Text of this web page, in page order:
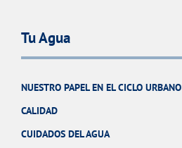
Tu Agua
NUESTRO PAPEL EN EL CICLO URBANO
CALIDAD
CUIDADOS DEL AGUA